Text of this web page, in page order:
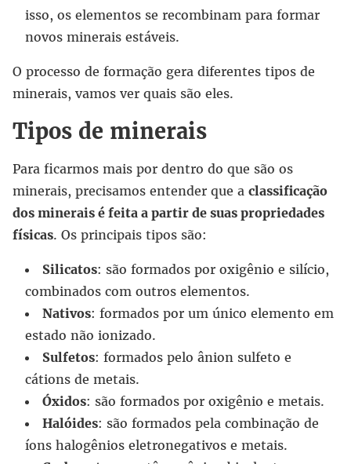
isso, os elementos se recombinam para formar
novos minerais estáveis.
O processo de formação gera diferentes tipos de
minerais, vamos ver quais são eles.
Tipos de minerais
Para ficarmos mais por dentro do que são os
minerais, precisamos entender que a classificação
dos minerais é feita a partir de suas propriedades
físicas. Os principais tipos são:
Silicatos: são formados por oxigênio e silício,
combinados com outros elementos.
Nativos: formados por um único elemento em
estado não ionizado.
Sulfetos: formados pelo ânion sulfeto e
cátions de metais.
Óxidos: são formados por oxigênio e metais.
Halóides: são formados pela combinação de
íons halogênios eletronegativos e metais.